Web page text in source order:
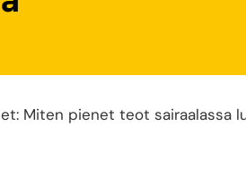
Miten pienet teot sairaalassa